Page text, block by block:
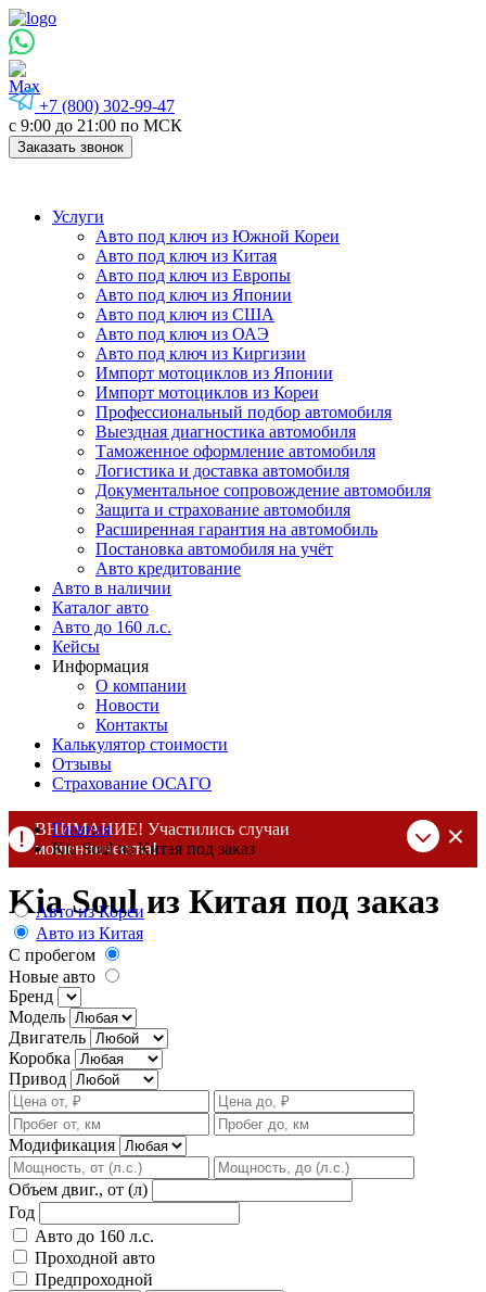
+7 (800) 302-99-47
с 9:00 до 21:00 по МСК
Заказать звонок
Услуги
Авто под ключ из Южной Кореи
Авто под ключ из Китая
Авто под ключ из Европы
Авто под ключ из Японии
Авто под ключ из США
Авто под ключ из ОАЭ
Авто под ключ из Киргизии
Импорт мотоциклов из Японии
Импорт мотоциклов из Кореи
Профессиональный подбор автомобиля
Выездная диагностика автомобиля
Таможенное оформление автомобиля
Логистика и доставка автомобиля
Документальное сопровождение автомобиля
Защита и страхование автомобиля
Расширенная гарантия на автомобиль
Постановка автомобиля на учёт
Авто кредитование
Авто в наличии
Каталог авто
Авто до 160 л.с.
Кейсы
Информация
О компании
Новости
Контакты
Калькулятор стоимости
Отзывы
Страхование ОСАГО
ВНИМАНИЕ! Участились случаи
мошенничества!
по выставленному счету на Т-банк от ИП Алексеевских С.В.
При любых подозрениях, свяжитесь с нами по официальным
контактам, указанным в соц сетях и на сайте
Главная
Kia Soul из Китая под заказ
Kia Soul из Китая под заказ
Авто из Кореи
Авто из Китая
С пробегом
Новые авто
Бренд
Модель
Двигатель
Коробка
Привод
Модификация
Объем двиг., от (л)
Год
Авто до 160 л.с.
Проходной авто
Предпроходной